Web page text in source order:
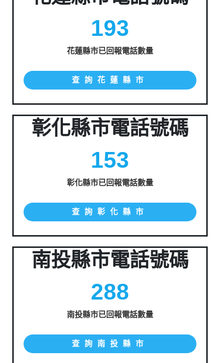
193
花蓮縣市已回報電話數量
查詢花蓮縣市
彰化縣市電話號碼
153
彰化縣市已回報電話數量
查詢彰化縣市
南投縣市電話號碼
288
南投縣市已回報電話數量
查詢南投縣市